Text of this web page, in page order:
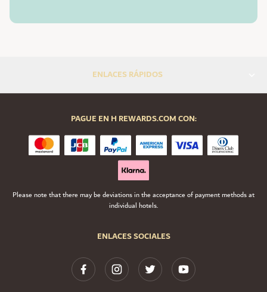
ENLACES RÁPIDOS
ENLACES SOCIALES
PAGUE EN H REWARDS.COM CON:
Please note that there may be deviations in the acceptance of payment methods at
individual hotels.